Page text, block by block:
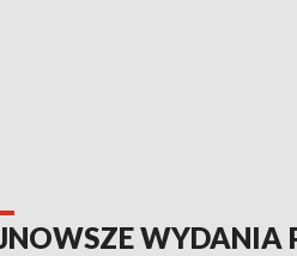
WYDANIA